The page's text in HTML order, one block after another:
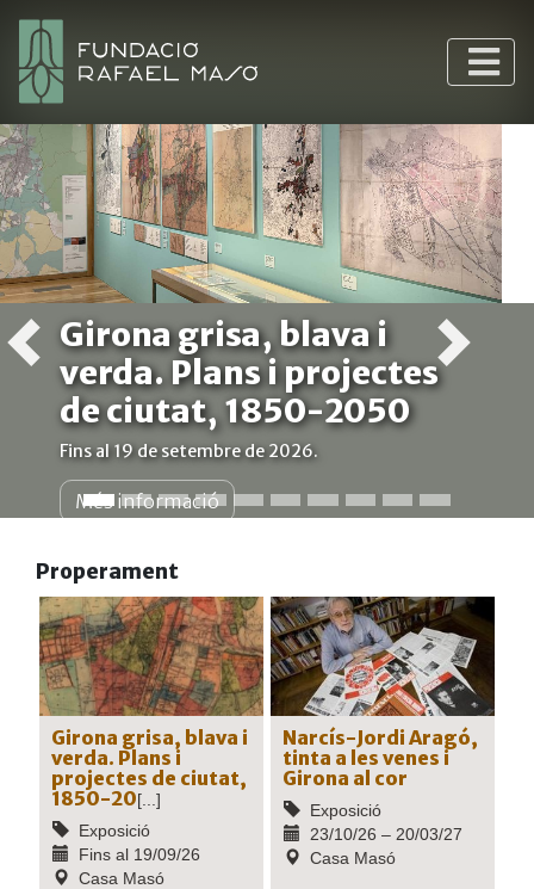
Girona grisa, blava i
verda. Plans i projectes
de ciutat, 1850-2050
Fins al 19 de setembre de 2026.
Més informació
Properament
Girona grisa, blava i
verda. Plans i
projectes de ciutat,
1850-20[...]
Exposició
Fins al 19/09/26
Casa Masó
Narcís-Jordi Aragó,
tinta a les venes i
Girona al cor
Exposició
23/10/26 – 20/03/27
Casa Masó